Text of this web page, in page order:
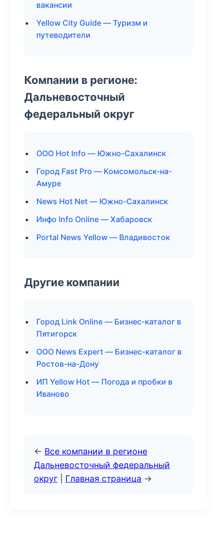
вакансии
Yellow City Guide — Туризм и
путеводители
Компании в регионе:
Дальневосточный
федеральный округ
ООО Hot Info — Южно-Сахалинск
Город Fast Pro — Комсомольск-на-
Амуре
News Hot Net — Южно-Сахалинск
Инфо Info Online — Хабаровск
Portal News Yellow — Владивосток
Другие компании
Город Link Online — Бизнес-каталог в
Пятигорск
ООО News Expert — Бизнес-каталог в
Ростов-на-Дону
ИП Yellow Hot — Погода и пробки в
Иваново
← Все компании в регионе
Дальневосточный федеральный
округ
Главная страница →